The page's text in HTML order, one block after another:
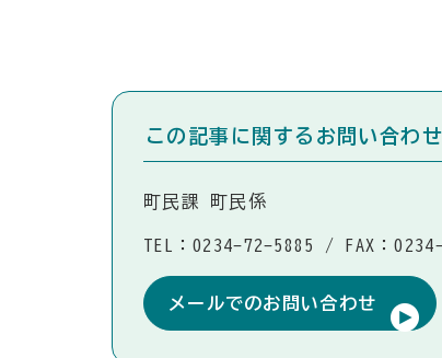
この記事に関するお問い合わせ
町民課 町民係
TEL：0234-72-5885 / FAX：
メールでのお問い合わせ